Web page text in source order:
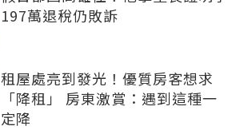
197萬退稅仍敗訴
租屋處亮到發光！優質房客想求
「降租」 房東激賞：遇到這種一
定降